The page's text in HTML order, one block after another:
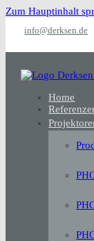
Zum Hauptinhalt
info@derksen.de
Home